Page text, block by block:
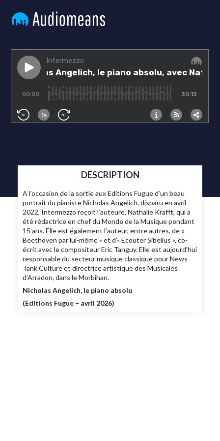
DESCRIPTION
A l’occasion de la sortie aux Editions Fugue d’un beau
portrait du pianiste Nicholas Angelich, disparu en avril
2022, Intermezzo reçoit l’auteure, Nathalie Krafft, qui a
été rédactrice en chef du Monde de la Musique pendant
15 ans. Elle est également l’auteur, entre autres, de «
Beethoven par lui-même » et d’« Ecouter Sibelius », co-
écrit avec le compositeur Eric Tanguy. Elle est aujourd’hui
responsable du secteur musique classique pour News
Tank Culture et directrice artistique des Musicales
d’Arradon, dans le Morbihan.
Nicholas Angelich, le piano absolu
(Éditions Fugue – avril 2026)